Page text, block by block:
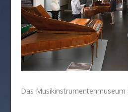
Das Musikinstrumentenmuseum